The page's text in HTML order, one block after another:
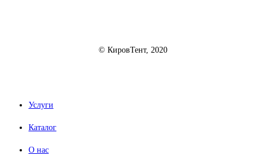
© КировТент, 2020
Услуги
Каталог
О нас